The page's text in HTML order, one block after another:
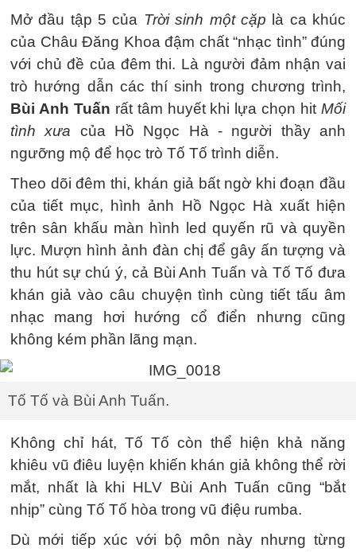
Mở đầu tập 5 của Trời sinh một cặp là ca khúc
của Châu Đăng Khoa đậm chất “nhạc tình” đúng
với chủ đề của đêm thi. Là người đảm nhận vai
trò hướng dẫn các thí sinh trong chương trình,
Bùi Anh Tuấn rất tâm huyết khi lựa chọn hitMối
tình xưa của Hồ Ngọc Hà - người thầy anh
ngưỡng mộ để học trò Tố Tố trình diễn.
Theo dõi đêm thi, khán giả bất ngờ khi đoạn đầu
của tiết mục, hình ảnh Hồ Ngọc Hà xuất hiện
trên sân khấu màn hình led quyến rũ và quyền
lực. Mượn hình ảnh đàn chị để gây ấn tượng và
thu hút sự chú ý, cả Bùi Anh Tuấn và Tố Tố đưa
khán giả vào câu chuyện tình cùng tiết tấu âm
nhạc mang hơi hướng cổ điển nhưng cũng
không kém phần lãng mạn.
Tố Tố và Bùi Anh Tuấn.
Không chỉ hát, Tố Tố còn thể hiện khả năng
khiêu vũ điêu luyện khiến khán giả không thể rời
mắt, nhất là khi HLV Bùi Anh Tuấn cũng “bắt
nhịp” cùng Tố Tố hòa trong vũ điệu rumba.
Dù mới tiếp xúc với bộ môn này nhưng từng